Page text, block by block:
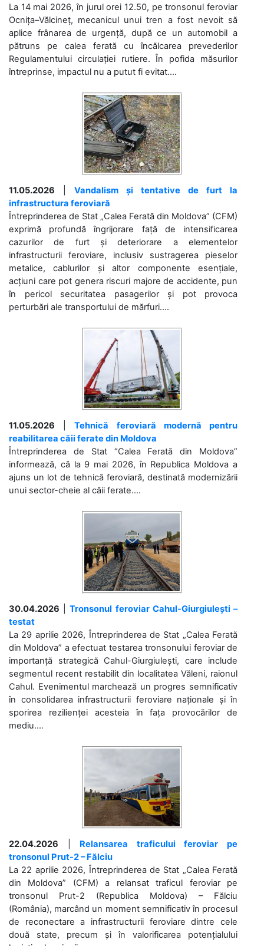
La 14 mai 2026, în jurul orei 12.50, pe tronsonul feroviar
Ocnița–Vălcineț, mecanicul unui tren a fost nevoit să
aplice frânarea de urgență, după ce un automobil a
pătruns pe calea ferată cu încălcarea prevederilor
Regulamentului circulației rutiere. În pofida măsurilor
întreprinse, impactul nu a putut fi evitat....
11.05.2026
Vandalism și tentative de furt la
infrastructura feroviară
Întreprinderea de Stat „Calea Ferată din Moldova” (CFM)
exprimă profundă îngrijorare față de intensificarea
cazurilor de furt și deteriorare a elementelor
infrastructurii feroviare, inclusiv sustragerea pieselor
metalice, cablurilor și altor componente esențiale,
acțiuni care pot genera riscuri majore de accidente, pun
în pericol securitatea pasagerilor și pot provoca
perturbări ale transportului de mărfuri....
11.05.2026 |Tehnică feroviară modernă pentru
reabilitarea căii ferate din Moldova
Întreprinderea de Stat “Calea Ferată din Moldova”
informează, că la 9 mai 2026, în Republica Moldova a
ajuns un lot de tehnică feroviară, destinată modernizării
unui sector-cheie al căii ferate....
30.04.2026 |Tronsonul feroviar Cahul-Giurgiulești –
testat
La 29 aprilie 2026, Întreprinderea de Stat „Calea Ferată
din Moldova” a efectuat testarea tronsonului feroviar de
importanță strategică Cahul-Giurgiulești, care include
segmentul recent restabilit din localitatea Văleni, raionul
Cahul. Evenimentul marchează un progres semnificativ
în consolidarea infrastructurii feroviare naționale și în
sporirea rezilienței acesteia în fața provocărilor de
mediu....
22.04.2026
Relansarea traficului feroviar pe
tronsonul Prut-2 – Fălciu
La 22 aprilie 2026, Întreprinderea de Stat „Calea Ferată
din Moldova” (CFM) a relansat traficul feroviar pe
tronsonul Prut-2 (Republica Moldova) – Fălciu
(România), marcând un moment semnificativ în procesul
de reconectare a infrastructurii feroviare dintre cele
două state, precum și în valorificarea potențialului